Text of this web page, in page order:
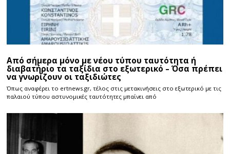
Από σήμερα μόνο με νέου τύπου ταυτότητα ή
διαβατήριο τα ταξίδια στο εξωτερικό – Όσα πρέπει
να γνωρίζουν οι ταξιδιώτες
Όπως αναφέρει το ertnews.gr, τέλος στις μετακινήσεις στο εξωτερικό με τις
παλαιού τύπου αστυνομικές ταυτότητες μπαίνει από